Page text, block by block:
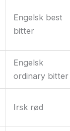
Engelsk best
bitter
Engelsk
ordinary bitter
Irsk rød